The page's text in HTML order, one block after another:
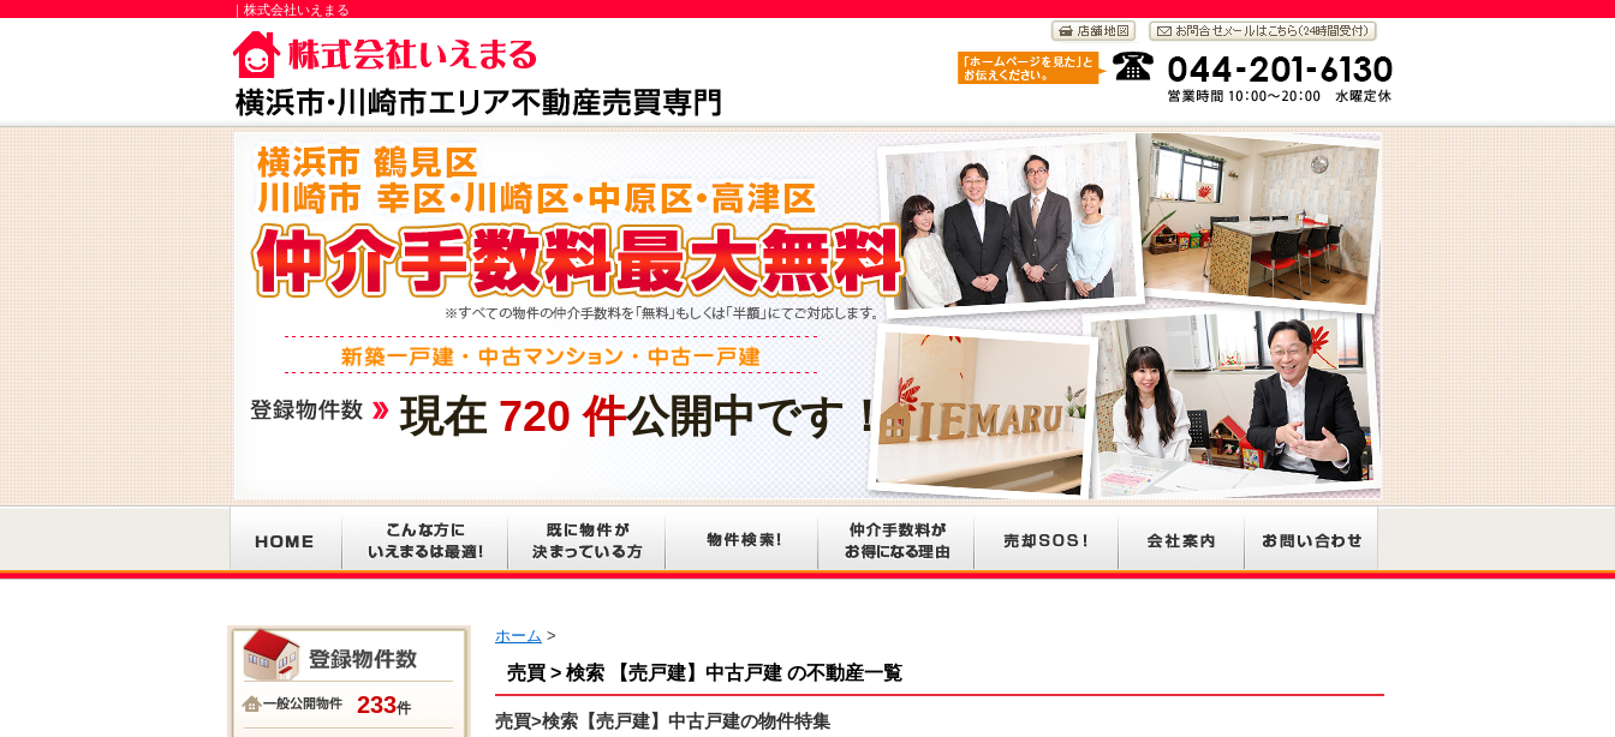
｜株式会社いえまる
現在 720 件公開中です！
ホーム >
売買 > 検索 【売戸建】中古戸建 の不動産一覧
売買>検索【売戸建】中古戸建の物件特集
233件